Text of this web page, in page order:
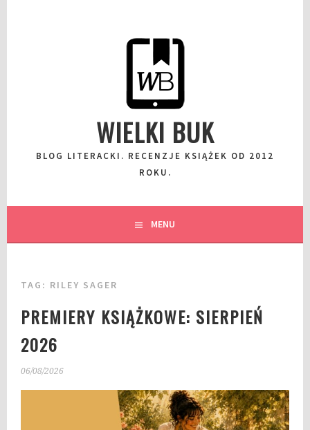
WIELKI BUK
BLOG LITERACKI. RECENZJE KSIĄŻEK OD 2012
ROKU.
MENU
TAG: RILEY SAGER
PREMIERY KSIĄŻKOWE: SIERPIEŃ
2026
06/08/2026